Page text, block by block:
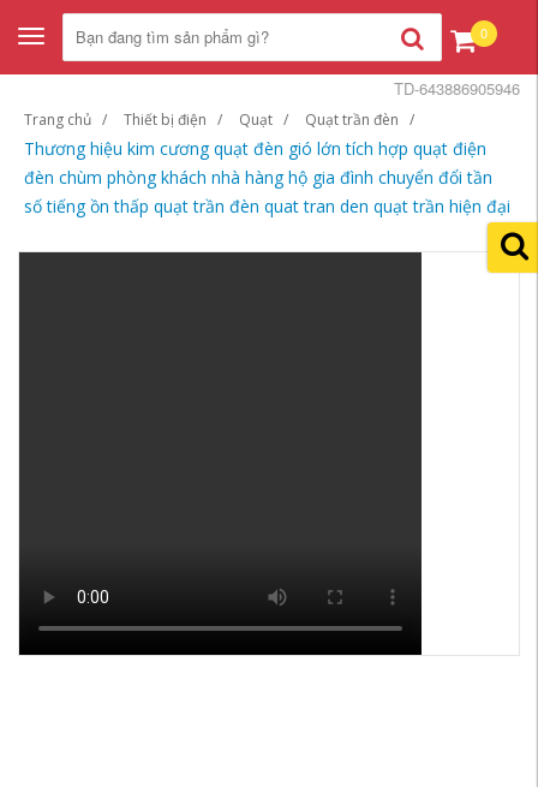
Toggle
navigation
0
Trang chủ Thiết bị điện Quạt Quạt trần đèn
Thương hiệu kim cương quạt đèn gió lớn tích hợp quạt điện
đèn chùm phòng khách nhà hàng hộ gia đình chuyển đổi tần
số tiếng ồn thấp quạt trần đèn quat tran den quạt trần hiện đại
TD-643886905946